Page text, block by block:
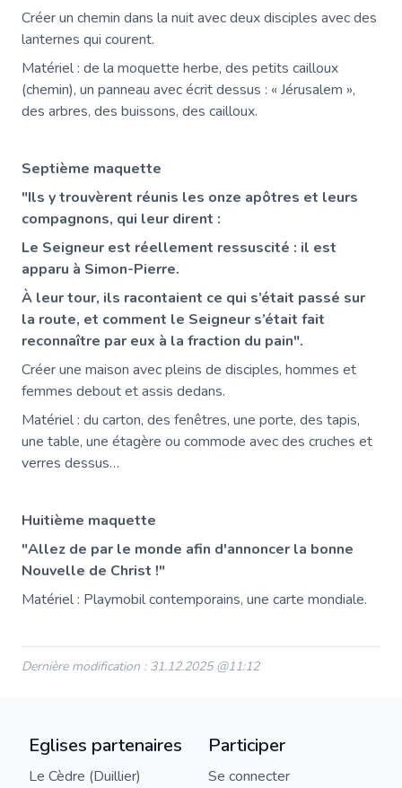
Créer un chemin dans la nuit avec deux disciples avec des
lanternes qui courent.
Matériel : de la moquette herbe, des petits cailloux
(chemin), un panneau avec écrit dessus : « Jérusalem »,
des arbres, des buissons, des cailloux.
Septième maquette
"Ils y trouvèrent réunis les onze apôtres et leurs
compagnons, qui leur dirent :
Le Seigneur est réellement ressuscité : il est
apparu à Simon-Pierre.
À leur tour, ils racontaient ce qui s’était passé sur
la route, et comment le Seigneur s’était fait
reconnaître par eux à la fraction du pain".
Créer une maison avec pleins de disciples, hommes et
femmes debout et assis dedans.
Matériel : du carton, des fenêtres, une porte, des tapis,
une table, une étagère ou commode avec des cruches et
verres dessus…
Huitième maquette
"Allez de par le monde afin d'annoncer la bonne
Nouvelle de Christ !"
Matériel : Playmobil contemporains, une carte mondiale.
Dernière modification : 31.12.2025 @11:12
Eglises partenaires
Le Cèdre (Duillier)
Participer
Se connecter